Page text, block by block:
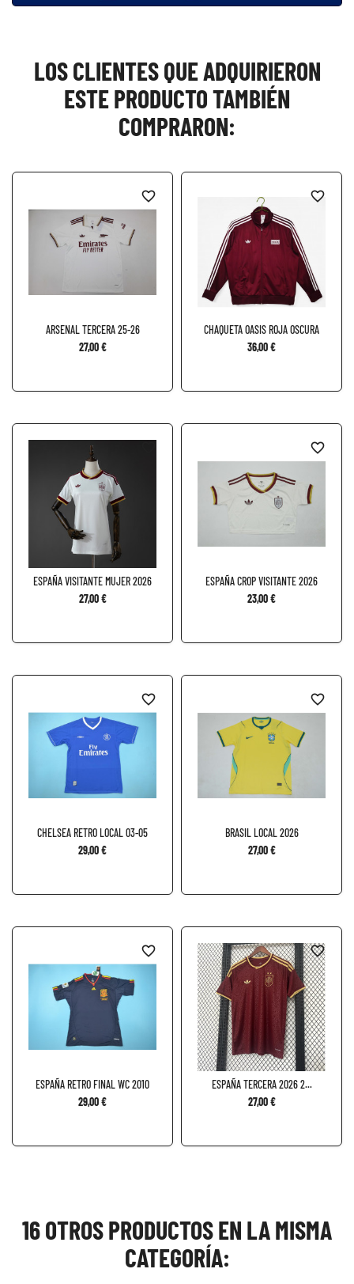
LOS CLIENTES QUE ADQUIRIERON
ESTE PRODUCTO TAMBIÉN
COMPRARON:
ARSENAL TERCERA 25-26
27,00 €
favorite_border
CHAQUETA OASIS ROJA OSCURA
36,00 €
favorite_border
ESPAÑA VISITANTE MUJER 2026
27,00 €
ESPAÑA CROP VISITANTE 2026
23,00 €
favorite_border
CHELSEA RETRO LOCAL 03-05
29,00 €
favorite_border
BRASIL LOCAL 2026
27,00 €
favorite_border
ESPAÑA RETRO FINAL WC 2010
29,00 €
favorite_border
ESPAÑA TERCERA 2026 2...
27,00 €
favorite_border
16 OTROS PRODUCTOS EN LA MISMA
CATEGORÍA: